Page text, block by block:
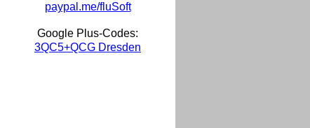
paypal.me/fluSoft
Google Plus-Codes:
3QC5+QCG Dresden